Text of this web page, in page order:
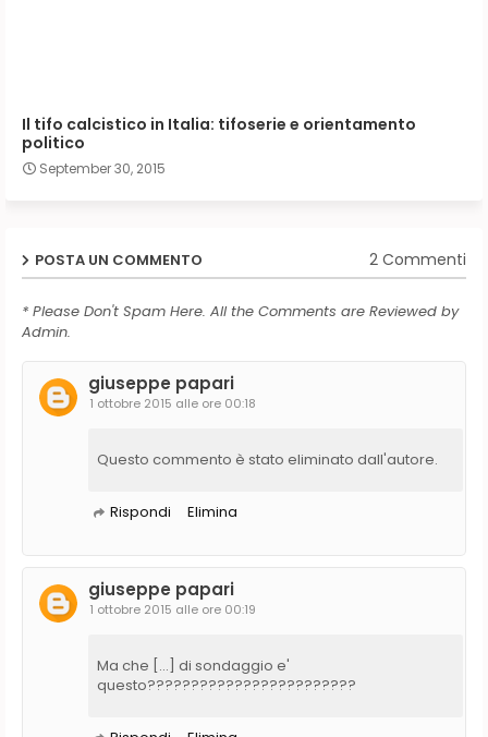
Il tifo calcistico in Italia: tifoserie e orientamento
politico
September 30, 2015
POSTA UN COMMENTO 2 Commenti
* Please Don't Spam Here. All the Comments are Reviewed by
Admin.
giuseppe papari
1 ottobre 2015 alle ore 00:18
Questo commento è stato eliminato dall'autore.
Rispondi Elimina
giuseppe papari
1 ottobre 2015 alle ore 00:19
Ma che [...] di sondaggio e'
questo????????????????????????